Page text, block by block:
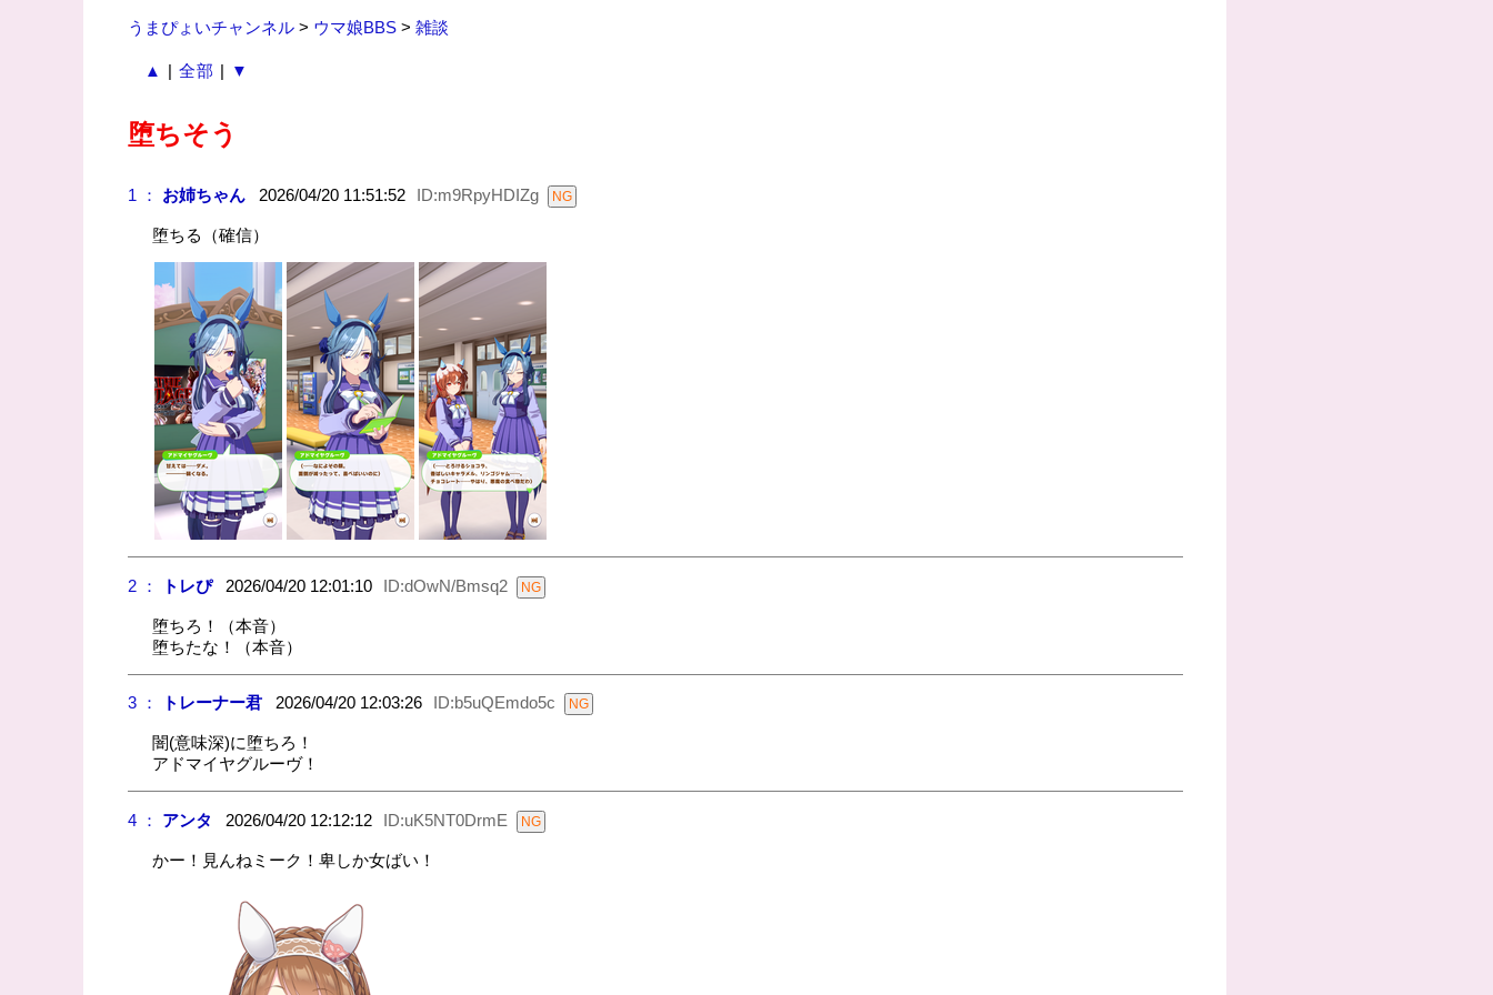
うまぴょいチャンネル> ウマ娘BBS> 雑談
▲ | 全部 | ▼
堕ちそう
1 ： お姉ちゃん2026/04/20 11:51:52 ID:m9RpyHDIZg
堕ちる（確信）
2 ： トレぴ2026/04/20 12:01:10 ID:dOwN/Bmsq2
堕ちろ！（本音）
堕ちたな！（本音）
3 ： トレーナー君2026/04/20 12:03:26 ID:b5uQEmdo5c
闇(意味深)に堕ちろ！
アドマイヤグルーヴ！
4 ： アンタ 2026/04/20 12:12:12 ID:uK5NT0DrmE
かー！見んねミーク！卑しか女ばい！